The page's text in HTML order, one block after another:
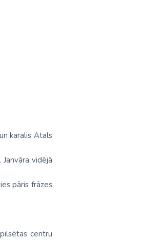
karalis Atals
vidējā
pāris frāzes
centru